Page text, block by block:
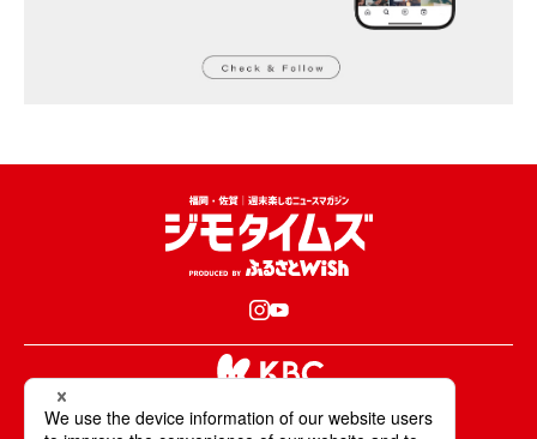
KBCが取材・撮影した情報・映像は国内外の